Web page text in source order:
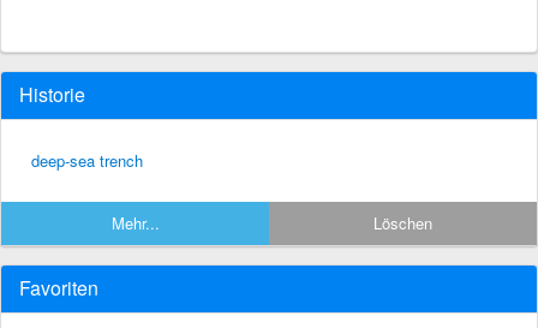
Historie
deep-sea trench
Mehr... Löschen
Favoriten